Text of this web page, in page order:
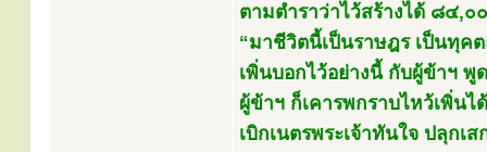
ตามตำราว่าไว้สร้างได้ ๘๔,๐
“มาชีวิตนี้เป็นราษฎร เป็นทุค
เพิ่นบอกไว้อย่างนี้ กับผู้ข้าฯ
ผู้ข้าฯ ก็เคารพกราบไหว้เพิ่น
เบิกเนตรพระเจ้าทันใจ ปลุกเ